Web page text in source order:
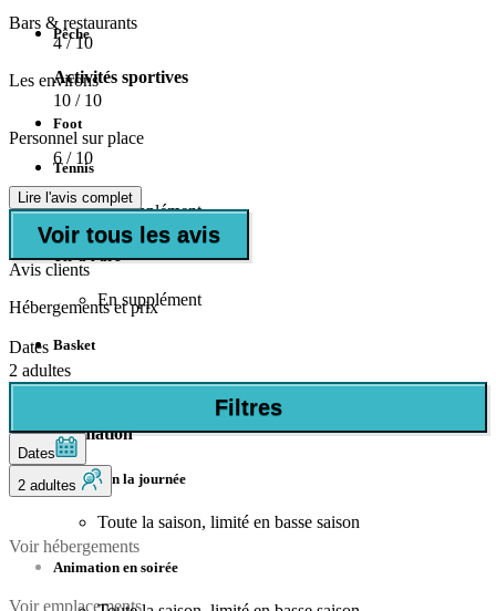
Pêche
Activités sportives
Foot
Tennis
En supplément
Tir-à-l'arc
En supplément
Basket
Aquagym
Animation
Animation la journée
Toute la saison, limité en basse saison
Animation en soirée
Bars & restaurants
4/ 10
Les environs
10 / 10
Personnel sur place
6 / 10
Lire l'avis complet
Voir tous les avis
Avis clients
Hébergements et prix
Dates
2 adultes
Filtres
Dates
2 adultes
Voir hébergements
Voir emplacements